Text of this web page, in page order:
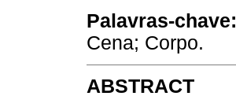
Palavras-chave:
Cena; Corpo.
ABSTRACT